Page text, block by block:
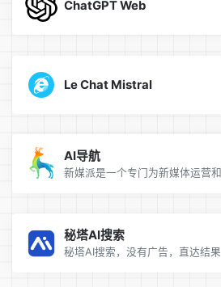
ChatGPT Web
Le Chat Mistral
AI导航
秘塔AI搜索
秘塔AI搜索，没有广告，直达结果